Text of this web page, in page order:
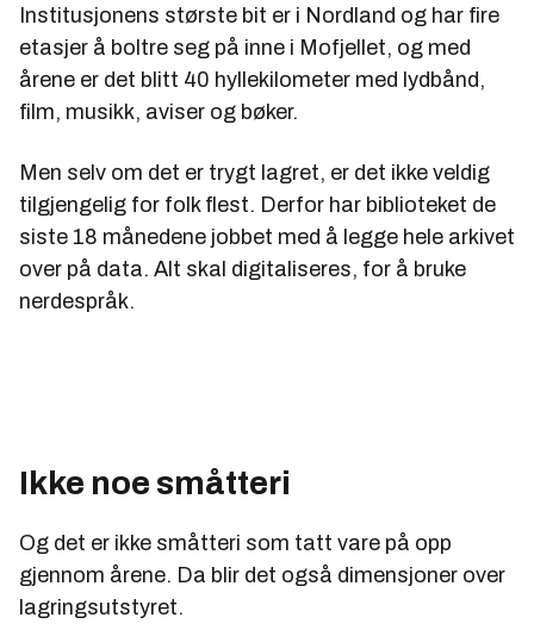
Foreløpige beregninger fra i fjor høst peker i retning
av at Nasjonalbibliotekets digitaliseringsprogram vil
koste totalt ca. en milliard kroner.
Ca. 60 prosent av kostnadene vil gå til digitalt lager,
utvikling og integrering av systemer som inngår i
digitaliserings- og etterbehandlingsprosessen, samt
til lønnsmidler til gjennomføring av selve
digitali¬seringen og til en del oppdragsmidler.
De resterende 40 prosent av kostnadene vil gå med
Institusjonens største bit er i Nordland og har fire
etasjer å boltre seg på inne i Mofjellet, og med
årene er det blitt 40 hyllekilometer med lydbånd,
film, musikk, aviser og bøker.
Men selv om det er trygt lagret, er det ikke veldig
tilgjengelig for folk flest. Derfor har biblioteket de
siste 18 månedene jobbet med å legge hele arkivet
over på data. Alt skal digitaliseres, for å bruke
nerdespråk.
Ikke noe småtteri
Og det er ikke småtteri som tatt vare på opp
gjennom årene. Da blir det også dimensjoner over
lagringsutstyret.